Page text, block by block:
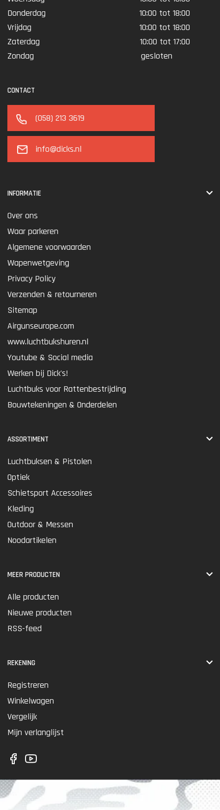
Donderdag
10:00 tot 18:00
Vrijdag
10:00 tot 18:00
Zaterdag
10:00 tot 17:00
Zondag
gesloten
CONTACT
(058) 213 3619
info@dicks.nl
INFORMATIE
Over ons
Waar parkeren
Algemene voorwaarden
Wapenwetgeving
Privacy Policy
Verzenden & retourneren
Sitemap
Airgunseurope.com
www.luchtbukshuren.nl
Youtube & Social media
Werken bij Dick's!
Luchtbuks voor Rattenbestrijding
Bouwtekeningen & Onderdelen
ASSORTIMENT
Luchtbuksen & Pistolen
Optiek
Schietsport Accessoires
Kleding
Outdoor & Messen
Noodartikelen
MEER PRODUCTEN
Alle producten
Nieuwe producten
RSS-feed
REKENING
Registreren
Winkelwagen
Vergelijk
Mijn verlanglijst